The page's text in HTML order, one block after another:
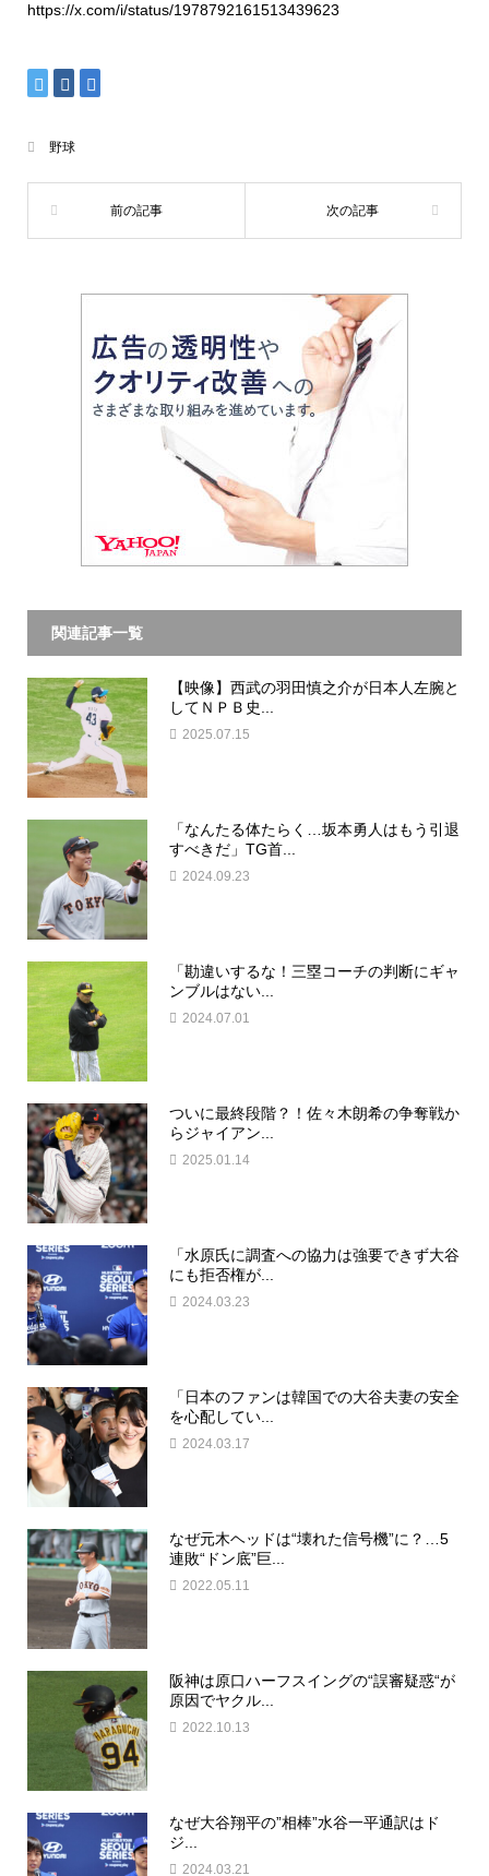
https://x.com/i/status/1978792161513439623
野球
関連記事一覧
【映像】西武の羽田慎之介が日本人左腕と
してＮＰＢ史...
2025.07.15
「なんたる体たらく…坂本勇人はもう引退
すべきだ」TG首...
2024.09.23
「勘違いするな！三塁コーチの判断にギャ
ンブルはない...
2024.07.01
ついに最終段階？！佐々木朗希の争奪戦か
らジャイアン...
2025.01.14
「水原氏に調査への協力は強要できず大谷
にも拒否権が...
2024.03.23
「日本のファンは韓国での大谷夫妻の安全
を心配してい...
2024.03.17
なぜ元木ヘッドは“壊れた信号機”に？…5
連敗“ドン底”巨...
2022.05.11
阪神は原口ハーフスイングの“誤審疑惑“が
原因でヤクル...
2022.10.13
なぜ大谷翔平の”相棒”水谷一平通訳はド
ジ...
2024.03.21